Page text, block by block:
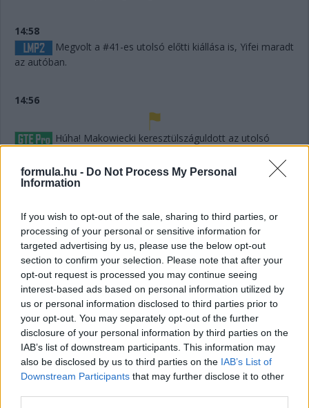
formula.hu - Do Not Process My Personal
Information
If you wish to opt-out of the sale, sharing to third parties, or
processing of your personal or sensitive information for
targeted advertising by us, please use the below opt-out
section to confirm your selection. Please note that after your
opt-out request is processed you may continue seeing
interest-based ads based on personal information utilized by
us or personal information disclosed to third parties prior to
your opt-out. You may separately opt-out of the further
disclosure of your personal information by third parties on the
IAB’s list of downstream participants. This information may
also be disclosed by us to third parties on the IAB’s List of
Downstream Participants that may further disclose it to other
14:58
Megvolt a #41-es utolsó előtti kiállása is, Yifei maradt
az autóban.
14:56
Húha! Makowiecki keresztülszáguldott az utolsó
le az autóról, aminek elment a fékje a kritikus pillanatban a
versenyző elmondása szerint.
14:53
A hátsó gumikat le tudták ugyan cserélni, de megint
ugrálni kellett az autón, mert az emelő, az bizony továbbra
sem működik rendesen.
14:53
Hajjajj... A #31-es kerékcserén. Vajon most sima
lesz?
14:46